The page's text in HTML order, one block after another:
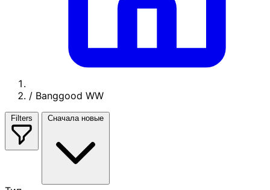
/ Banggood WW
Filters Сначала новые